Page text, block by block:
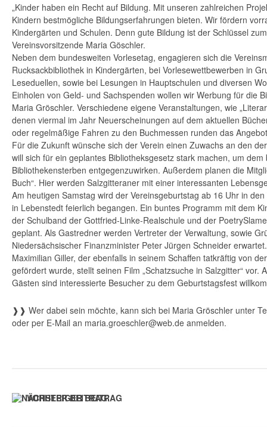
„Kinder haben ein Recht auf Bildung. Mit unseren zahlreichen
Kindern bestmögliche Bildungserfahrungen bieten. Wir fördern
Kindergärten und Schulen. Denn gute Bildung ist der Schlüssel
Vereinsvorsitzende Maria Göschler.
Neben dem bundesweiten Vorlesetag, engagieren sich die
Rucksackbibliothek in Kindergärten, bei Vorlesewettbewerben in
Leseduellen, sowie bei Lesungen in Hauptschulen und diversen
Einholen von Geld- und Sachspenden wollen wir Werbung für die
Maria Gröschler. Verschiedene eigene Veranstaltungen, wie
denen viermal im Jahr Neuerscheinungen auf dem aktuellen
oder regelmäßige Fahren zu den Buchmessen runden das
Für die Zukunft wünsche sich der Verein einen Zuwachs an den
will sich für ein geplantes Bibliotheksgesetz stark machen, um dem
Bibliothekensterben entgegenzuwirken. Außerdem planen die
Buch“. Hier werden Salzgitteraner mit einer interessanten
Am heutigen Samstag wird der Vereinsgeburtstag ab 16 Uhr in
in Lebenstedt feierlich begangen. Ein buntes Programm mit dem
der Schulband der Gottfried-Linke-Realschule und der
geplant. Als Gastredner werden Vertreter der Verwaltung, sowie
Niedersächsischer Finanzminister Peter Jürgen Schneider
Maximilian Giller, der ebenfalls in seinem Schaffen tatkräftig von
gefördert wurde, stellt seinen Film „Schatzsuche in Salzgitter“ vor.
Gästen sind interessierte Besucher zu dem Geburtstagsfest
❱❱ Wer dabei sein möchte, kann sich bei Maria Gröschler unter
oder per E-Mail an maria.groeschler@web.de anmelden.
VORHERIGER BEITRAG